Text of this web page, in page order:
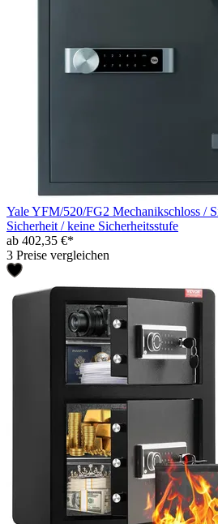
Yale YFM/520/FG2 Mechanikschloss /
Sicherheit / keine Sicherheitsstufe
ab 402,35 €*
3 Preise vergleichen